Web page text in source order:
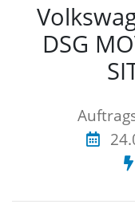
DSG